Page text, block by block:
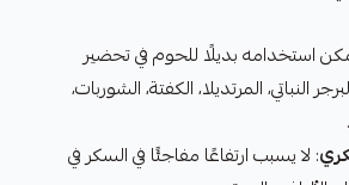
استخدامه بديلًا للحوم في تحضير
النباتي، المرتديلا، الكفتة، الشوربات،
: لا يسبب ارتفاعًا مفاجئًا في السكر في